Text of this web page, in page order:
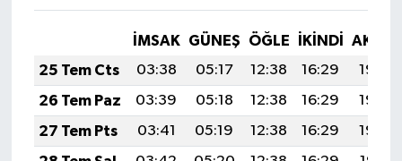
İMSAK GÜNEŞ ÖĞLE İKINDI
25 Tem Cts
03:38 05:17 12:38 16:29
19:50
26 Tem Paz
03:39 05:18 12:38 16:29
19:49
27 Tem Pts
03:41 05:19 12:38 16:29
19:48